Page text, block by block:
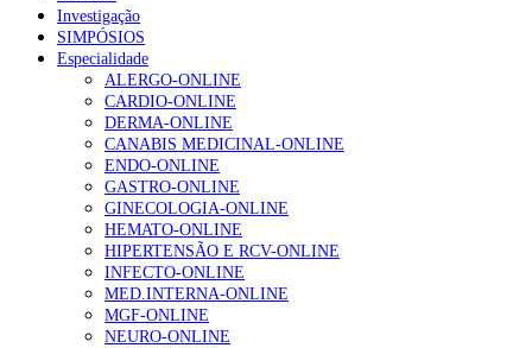
Investigação
SIMPÓSIOS
Especialidade
ALERGO-ONLINE
CARDIO-ONLINE
DERMA-ONLINE
CANABIS MEDICINAL-ONLINE
ENDO-ONLINE
GASTRO-ONLINE
GINECOLOGIA-ONLINE
HEMATO-ONLINE
HIPERTENSÃO E RCV-ONLINE
INFECTO-ONLINE
MED.INTERNA-ONLINE
MGF-ONLINE
NEURO-ONLINE